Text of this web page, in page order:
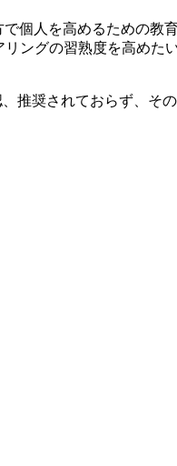
個人を高めるための
ングの習熟度を高め
、推奨されておらず、